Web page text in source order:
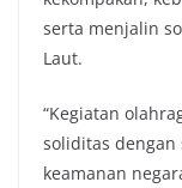
serta menjalin
Laut.
“Kegiatan
soliditas dengan
keamanan